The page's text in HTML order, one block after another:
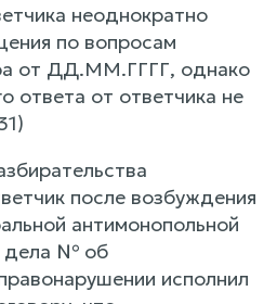
неоднократно
по вопросам
от ДД.ММ.ГГГГ, однако
ответа от ответчика не
после возбуждения
антимонопольной
дела № об
исполнил